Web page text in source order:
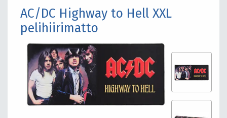
AC/DC Highway to Hell XXL
pelihiirimatto